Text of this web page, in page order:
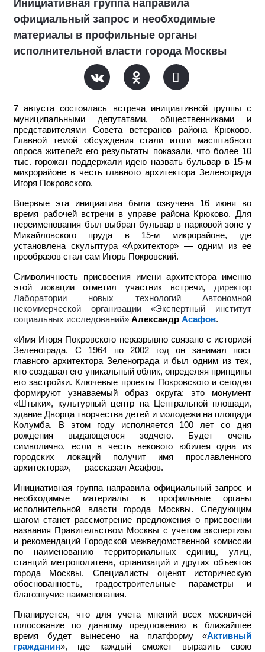
Инициативная группа направила
официальный запрос и необходимые
материалы в профильные органы
исполнительной власти города Москвы
7 августа состоялась встреча инициативной группы с
муниципальными депутатами, общественниками и
представителями Совета ветеранов района Крюково.
Главной темой обсуждения стали итоги масштабного
опроса жителей: его результаты показали, что более 10
тыс. горожан поддержали идею назвать бульвар в 15-м
микрорайоне в честь главного архитектора Зеленограда
Игоря Покровского.
Впервые эта инициатива была озвучена 16 июня во
время рабочей встречи в управе района Крюково. Для
переименования был выбран бульвар в парковой зоне у
Михайловского пруда в 15-м микрорайоне, где
установлена скульптура «Архитектор» — одним из ее
прообразов стал сам Игорь Покровский.
Символичность присвоения имени архитектора именно
этой локации отметил участник встречи, директор
Лаборатории новых технологий Автономной
некоммерческой организации «Экспертный институт
социальных исследований» Александр Асафов.
«Имя Игоря Покровского неразрывно связано с историей
Зеленограда. С 1964 по 2002 год он занимал пост
главного архитектора Зеленограда и был одним из тех,
кто создавал его уникальный облик, определяя принципы
его застройки. Ключевые проекты Покровского и сегодня
формируют узнаваемый образ округа: это монумент
«Штыки», культурный центр на Центральной площади,
здание Дворца творчества детей и молодежи на площади
Колумба. В этом году исполняется 100 лет со дня
рождения выдающегося зодчего. Будет очень
символично, если в честь векового юбилея одна из
городских локаций получит имя прославленного
архитектора», — рассказал Асафов.
Инициативная группа направила официальный запрос и
необходимые материалы в профильные органы
исполнительной власти города Москвы. Следующим
шагом станет рассмотрение предложения о присвоении
названия Правительством Москвы с учетом экспертизы
и рекомендаций Городской межведомственной комиссии
по наименованию территориальных единиц, улиц,
станций метрополитена, организаций и других объектов
города Москвы. Специалисты оценят историческую
обоснованность, градостроительные параметры и
благозвучие наименования.
Планируется, что для учета мнений всех москвичей
голосование по данному предложению в ближайшее
время будет вынесено на платформу «Активный
гражданин», где каждый сможет выразить свою